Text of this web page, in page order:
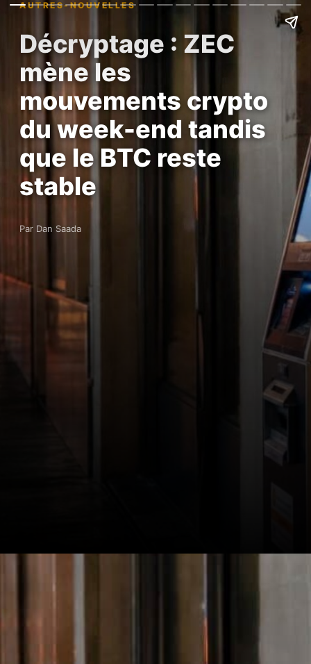
AUTRES-NOUVELLES
Décryptage : ZEC
mène les
mouvements crypto
du week-end tandis
que le BTC reste
stable
Par Dan Saada